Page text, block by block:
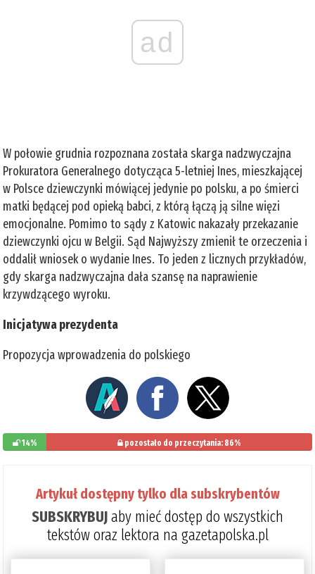
ad
W połowie grudnia rozpoznana została skarga nadzwyczajna
Prokuratora Generalnego dotycząca 5-letniej Ines, mieszkającej
w Polsce dziewczynki mówiącej jedynie po polsku, a po śmierci
matki będącej pod opieką babci, z którą łączą ją silne więzi
emocjonalne. Pomimo to sądy z Katowic nakazały przekazanie
dziewczynki ojcu w Belgii. Sąd Najwyższy zmienił te orzeczenia i
oddalił wniosek o wydanie Ines. To jeden z licznych przykładów,
gdy skarga nadzwyczajna dała szansę na naprawienie
krzywdzącego wyroku.
Inicjatywa prezydenta
Propozycja wprowadzenia do polskiego
14% pozostało do przeczytania: 86%
Artykuł dostępny tylko dla subskrybentów
SUBSKRYBUJaby mieć dostęp do wszystkich
tekstów oraz lektora na gazetapolska.pl